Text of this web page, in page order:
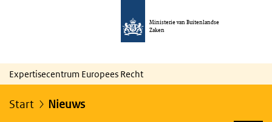
Ministerie van Buitenlandse
Zaken
Expertisecentrum Europees Recht
Start Nieuws